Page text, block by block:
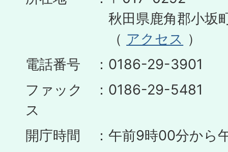
秋田県鹿角郡小坂
（ アクセス ）
電話番号
0186-29-3901
ファック
ス
0186-29-5481
開庁時間
午前9時00分から